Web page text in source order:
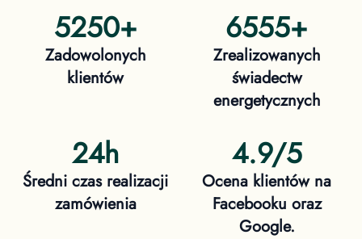
5250+
Zadowolonych
klientów
6555+
Zrealizowanych
świadectw
energetycznych
24h
Średni czas realizacji
zamówienia
4.9/5
Ocena klientów na
Facebooku oraz
Google.